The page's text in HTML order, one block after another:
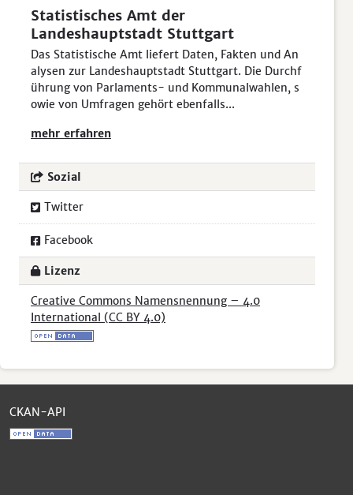
Statistisches Amt der
Landeshauptstadt Stuttgart
Das Statistische Amt liefert Daten, Fakten und An
alysen zur Landeshauptstadt Stuttgart. Die Durchf
ührung von Parlaments- und Kommunalwahlen, s
owie von Umfragen gehört ebenfalls...
mehr erfahren
Sozial
Twitter
Facebook
Lizenz
Creative Commons Namensnennung – 4.0
International (CC BY 4.0)
CKAN-API